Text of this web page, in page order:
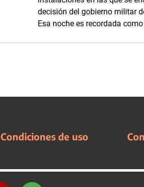
decisión del gobierno militar
Esa noche es recordada
Condiciones de uso